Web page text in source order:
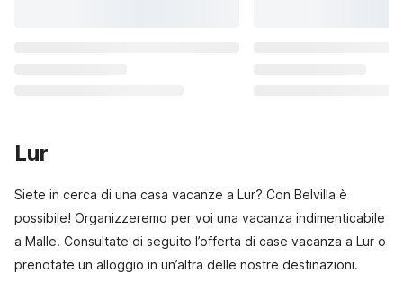
Lur
Siete in cerca di una casa vacanze a Lur? Con Belvilla è
possibile! Organizzeremo per voi una vacanza indimenticabile
a Malle. Consultate di seguito l’offerta di case vacanza a Lur o
prenotate un alloggio in un’altra delle nostre destinazioni.